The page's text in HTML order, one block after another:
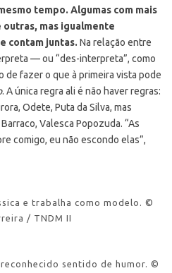
tempo. Algumas com mais
mas igualmente
contam juntas. Na relação entre
— ou “des-interpreta”, como
fazer o que à primeira vista pode
. A única regra ali é não haver regras:
Odete, Puta da Silva, mas
Valesca Popozuda. “As
comigo, eu não escondo elas”,
e trabalha como modelo. ©
/ TNDM II
sentido de humor. ©